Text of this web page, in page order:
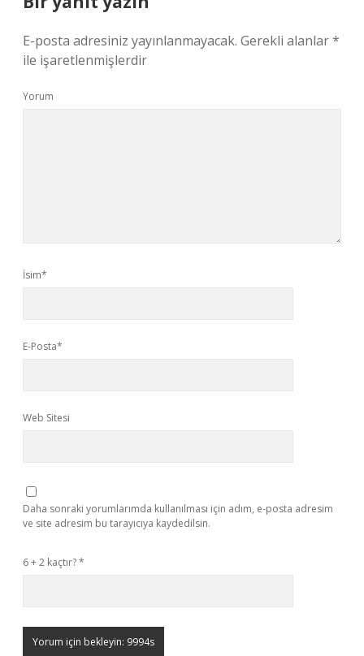
E-posta adresiniz yayınlanmayacak. Gerekli alanlar*
ile işaretlenmişlerdir
Yorum
İsim*
E-Posta*
Web Sitesi
Daha sonraki yorumlarımda kullanılması için adım, e-posta adresim
ve site adresim bu tarayıcıya kaydedilsin.
6 + 2 kaçtır?*